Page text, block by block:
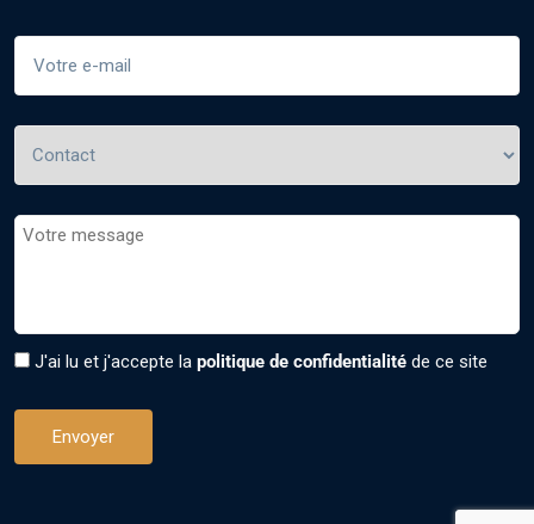
J'ai lu et j'accepte la politique de confidentialité de ce site